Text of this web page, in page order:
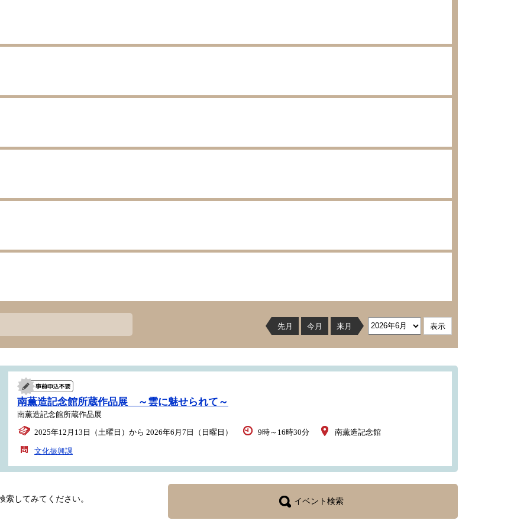
先月 今月 来月
南薫造記念館所蔵作品展 ～雲に魅せられて～
南薫造記念館所蔵作品展
2025年12月13日（土曜日）から 2026年6月7日（日曜日）
9時～16時30分 南薫造記念館
文化振興課
してみてください。 イベント検索